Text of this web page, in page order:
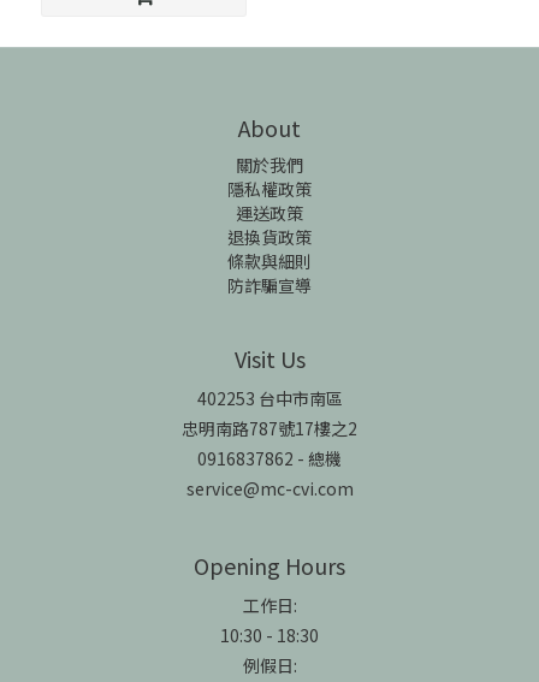
About
關於我們
隱私權政策
運送政策
退換貨政策
條款與細則
防詐騙宣導
Visit Us
402253 台中市南區
忠明南路787號17樓之2
0916837862 - 總機
service@mc-cvi.com
Opening Hours
工作日:
10:30 - 18:30
例假日: